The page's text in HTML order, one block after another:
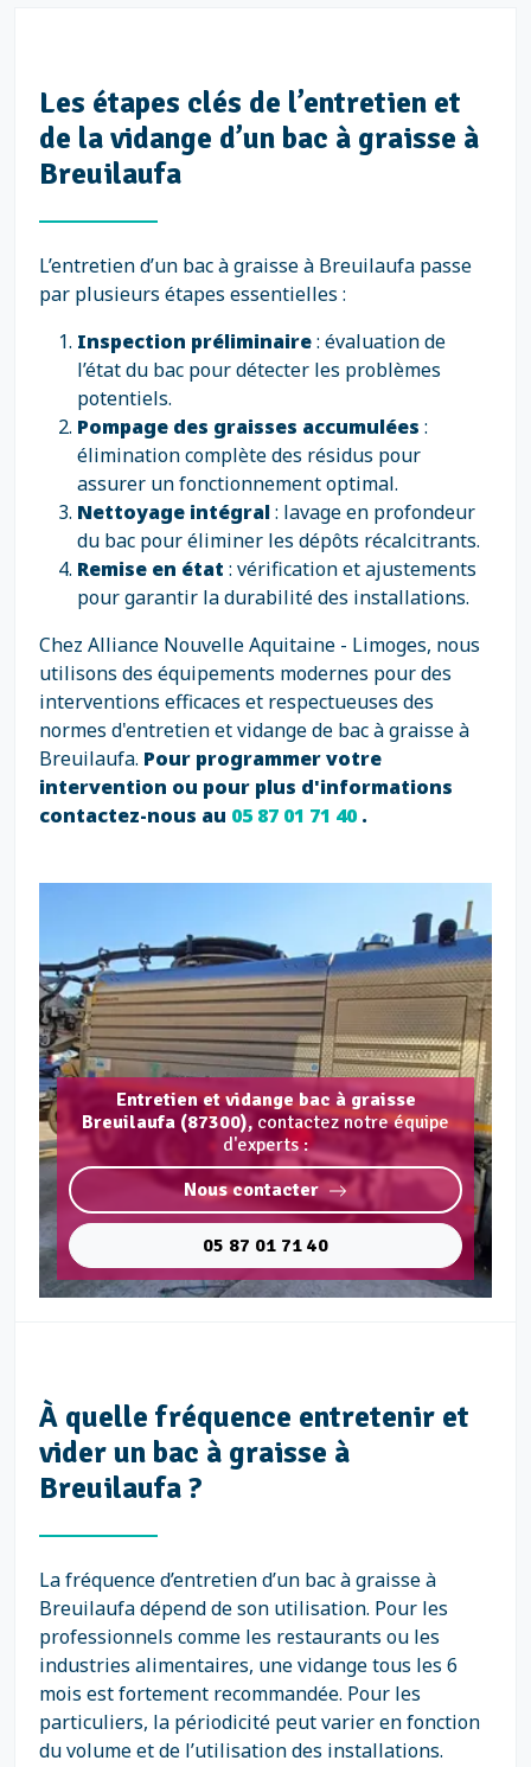
Les étapes clés de l’entretien et
de la vidange d’un bac à graisse à
Breuilaufa
L’entretien d’un bac à graisse à Breuilaufa passe
par plusieurs étapes essentielles :
Inspection préliminaire: évaluation de
l’état du bac pour détecter les problèmes
potentiels.
Pompage des graisses accumulées :
élimination complète des résidus pour
assurer un fonctionnement optimal.
Nettoyage intégral: lavage en profondeur
du bac pour éliminer les dépôts récalcitrants.
Remise en état : vérification et ajustements
pour garantir la durabilité des installations.
Chez Alliance Nouvelle Aquitaine - Limoges, nous
utilisons des équipements modernes pour des
interventions efficaces et respectueuses des
normes d'entretien et vidange de bac à graisse à
Breuilaufa. Pour programmer votre
intervention ou pour plus d'informations
contactez-nous au 05 87 01 71 40.
Entretien et vidange bac à graisse
Breuilaufa (87300), contactez notre équipe
d'experts :
Nous contacter
05 87 01 71 40
À quelle fréquence entretenir et
vider un bac à graisse à
Breuilaufa ?
La fréquence d’entretien d’un bac à graisse à
Breuilaufa dépend de son utilisation. Pour les
professionnels comme les restaurants ou les
industries alimentaires, une vidange tous les 6
mois est fortement recommandée. Pour les
particuliers, la périodicité peut varier en fonction
du volume et de l’utilisation des installations.